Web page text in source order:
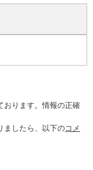
おります。情報の正確
ましたら、以下のコメ